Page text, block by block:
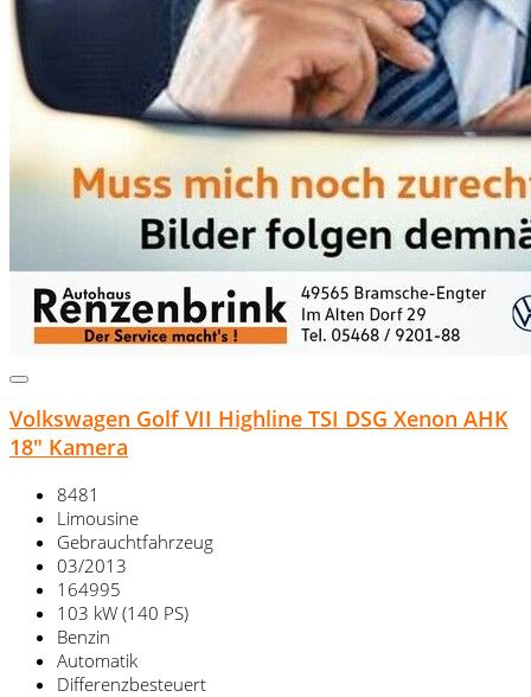
Volkswagen Golf VII Highline TSI DSG Xenon AHK
18" Kamera
8481
Limousine
Gebrauchtfahrzeug
03/2013
164995
103 kW (140 PS)
Benzin
Automatik
Differenzbesteuert